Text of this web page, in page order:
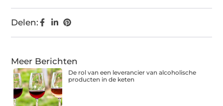
Delen:
Meer Berichten
De rol van een leverancier van alcoholische
producten in de keten